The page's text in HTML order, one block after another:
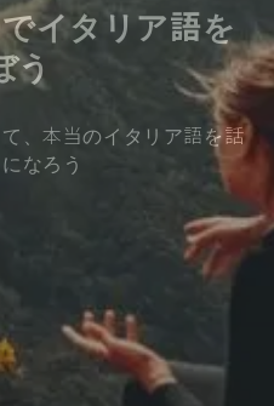
イタリア語を
う
、本当のイタリア語を話
なろう